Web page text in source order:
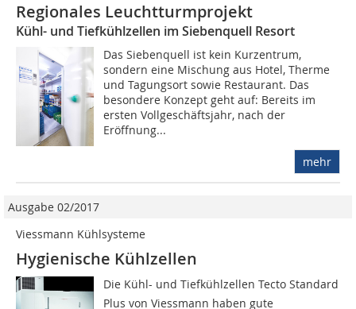
Regionales Leuchtturmprojekt
Kühl- und Tiefkühlzellen im Siebenquell Resort
Das Siebenquell ist kein Kurzentrum,
sondern eine Mischung aus Hotel, Therme
und Tagungsort sowie Restaurant. Das
besondere Konzept geht auf: Bereits im
ersten Vollgeschäftsjahr, nach der
Eröffnung...
mehr
Ausgabe 02/2017
Viessmann Kühlsysteme
Hygienische Kühlzellen
Die Kühl- und Tiefkühlzellen Tecto Standard
Plus von Viessmann haben gute